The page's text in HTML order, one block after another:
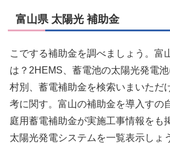
富山県 太陽光 補助金
こでする補助金を調べましょう。富
は？2HEMS、蓄電池の太陽光発電
村別、蓄電補助金を検索いまいただ
考に関す。富山の補助金を導入すの
庭用蓄電補助金が実施工事情報をも
太陽光発電システムを一覧表示しょ